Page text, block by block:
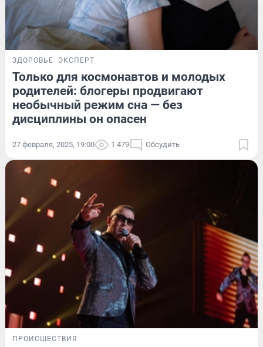
ЗДОРОВЬЕ ЭКСПЕРТ
Только для космонавтов и молодых
родителей: блогеры продвигают
необычный режим сна — без
дисциплины он опасен
27 февраля, 2025, 19:00 1 479 Обсудить
ПРОИСШЕСТВИЯ